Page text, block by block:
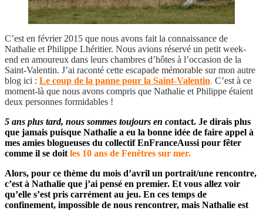
C’est en février 2015 que nous avons fait la connaissance de
Nathalie et Philippe Lhéritier. Nous avions réservé un petit week-
end en amoureux dans leurs chambres d’hôtes à l’occasion de la
Saint-Valentin. J’ai raconté cette escapade mémorable sur mon autre
blog ici : Le coup de la panne pour la Saint-Valentin. C’est à ce
moment-là que nous avons compris que Nathalie et Philippe étaient
deux personnes formidables !
5 ans plus tard, nous sommes toujours en contact. Je dirais plus
que jamais puisque Nathalie a eu la bonne idée de faire appel à
mes amies blogueuses du collectif EnFranceAussi pour fêter
comme il se doit les 10 ans de Fenêtres sur mer.
Alors, pour ce thème du mois d’avril un portrait/une rencontre,
c’est à Nathalie que j’ai pensé en premier. Et vous allez voir
qu’elle s’est pris carrément au jeu. En ces temps de
confinement, impossible de nous rencontrer, mais Nathalie est